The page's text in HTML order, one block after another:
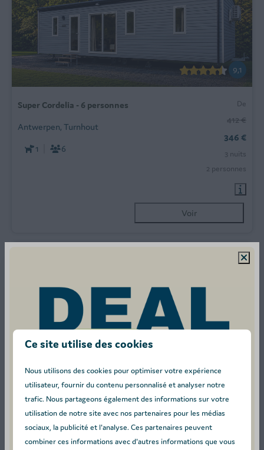
9,1
De
412 €
346 €
3 nuits
2 personnes
Super Cordelia - 6 personnes
Antwerpen, Turnhout
1
6
Voir
3 nuits
O’Hara - 4 personnes
Antwerpen, Turnhout
1
4
Ce site utilise des cookies
Nous utilisons des cookies pour optimiser votre expérience
utilisateur, fournir du contenu personnalisé et analyser notre
trafic. Nous partageons également des informations sur votre
utilisation de notre site avec nos partenaires pour les médias
sociaux, la publicité et l'analyse. Ces partenaires peuvent
combiner ces informations avec d'autres informations que vous